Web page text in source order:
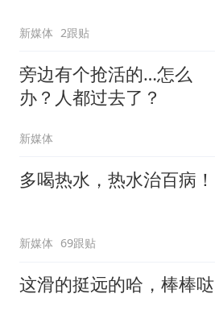
新媒体 2跟贴
旁边有个抢活的…怎么
办？人都过去了？
新媒体
多喝热水，热水治百病！
新媒体 69跟贴
这滑的挺远的哈，棒棒哒